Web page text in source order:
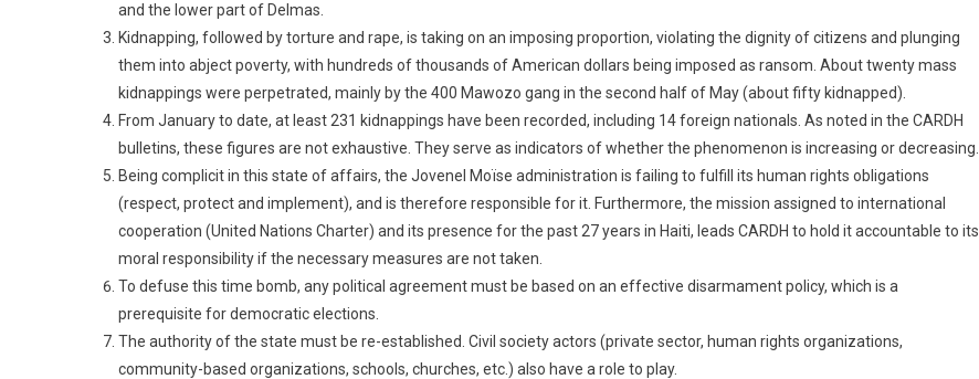
and the lower part of Delmas.
Kidnapping, followed by torture and rape, is taking on an imposing proportion, violating the dignity of citizens and plunging
them into abject poverty, with hundreds of thousands of American dollars being imposed as ransom. About twenty mass
kidnappings were perpetrated, mainly by the 400 Mawozo gang in the second half of May (about fifty kidnapped).
From January to date, at least 231 kidnappings have been recorded, including 14 foreign nationals. As noted in the CARDH
bulletins, these figures are not exhaustive. They serve as indicators of whether the phenomenon is increasing or decreasing.
Being complicit in this state of affairs, the Jovenel Moïse administration is failing to fulfill its human rights obligations
(respect, protect and implement), and is therefore responsible for it. Furthermore, the mission assigned to international
cooperation (United Nations Charter) and its presence for the past 27 years in Haiti, leads CARDH to hold it accountable to its
moral responsibility if the necessary measures are not taken.
To defuse this time bomb, any political agreement must be based on an effective disarmament policy, which is a
prerequisite for democratic elections.
The authority of the state must be re-established. Civil society actors (private sector, human rights organizations,
community-based organizations, schools, churches, etc.) also have a role to play.